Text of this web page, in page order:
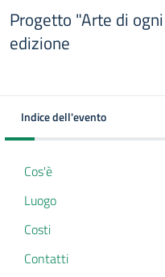
Progetto "Arte di
edizione
Indice dell'evento
Cos'è
Luogo
Costi
Contatti